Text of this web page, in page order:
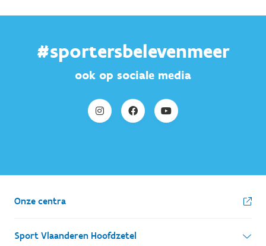
#sportersbelevenmeer
ook op sociale media
Onze centra
Sport Vlaanderen Hoofdzetel